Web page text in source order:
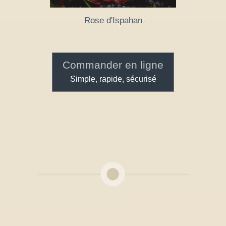
Rose d'Ispahan
Commander en ligne
Simple, rapide, sécurisé